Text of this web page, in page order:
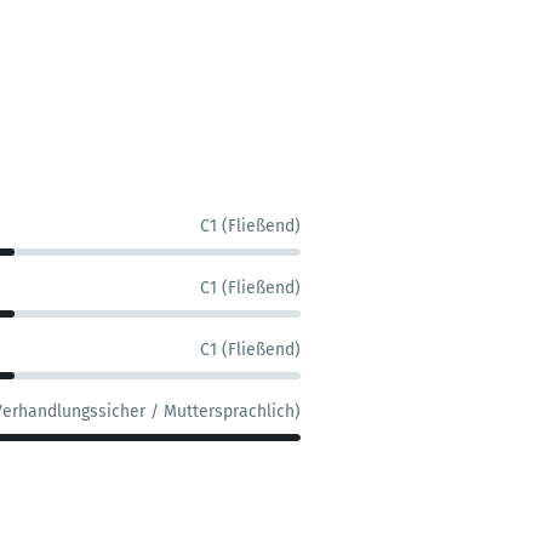
C1 (Fließend)
C1 (Fließend)
C1 (Fließend)
/ Muttersprachlich)